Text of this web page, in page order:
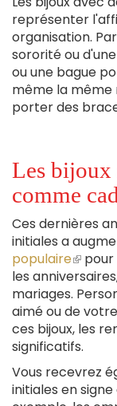
représenter
organisation.
sororité ou
ou une bague
même la
porter des
Les bijoux
comme
Ces dernières
initiales a
populaire(le
lien
est
pour
les
mariages.
aimé ou de
ces bijoux, les
significatifs.
Vous recevrez
initiales en